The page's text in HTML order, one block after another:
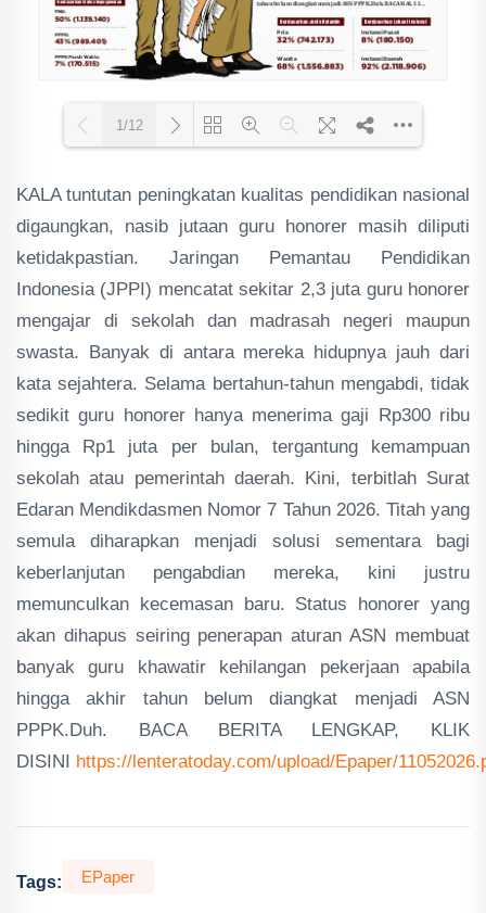
Loading PDF 73% ...
1/12
KALA tuntutan peningkatan kualitas pendidikan nasional
digaungkan, nasib jutaan guru honorer masih diliputi
ketidakpastian. Jaringan Pemantau Pendidikan
Indonesia (JPPI) mencatat sekitar 2,3 juta guru honorer
mengajar di sekolah dan madrasah negeri maupun
swasta. Banyak di antara mereka hidupnya jauh dari
kata sejahtera. Selama bertahun-tahun mengabdi, tidak
sedikit guru honorer hanya menerima gaji Rp300 ribu
hingga Rp1 juta per bulan, tergantung kemampuan
sekolah atau pemerintah daerah. Kini, terbitlah Surat
Edaran Mendikdasmen Nomor 7 Tahun 2026. Titah yang
semula diharapkan menjadi solusi sementara bagi
keberlanjutan pengabdian mereka, kini justru
memunculkan kecemasan baru. Status honorer yang
akan dihapus seiring penerapan aturan ASN membuat
banyak guru khawatir kehilangan pekerjaan apabila
hingga akhir tahun belum diangkat menjadi ASN
PPPK.Duh. BACA BERITA LENGKAP, KLIK
DISINI https://lenteratoday.com/upload/Epaper/
Tags: EPaper